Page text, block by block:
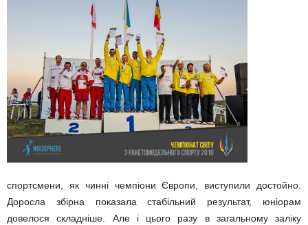
спортсмени, як чинні чемпіони Європи, виступили достойно.
Доросла збірна показала стабільний результат, юніорам
довелося складніше. Але і цього разу в загальному заліку